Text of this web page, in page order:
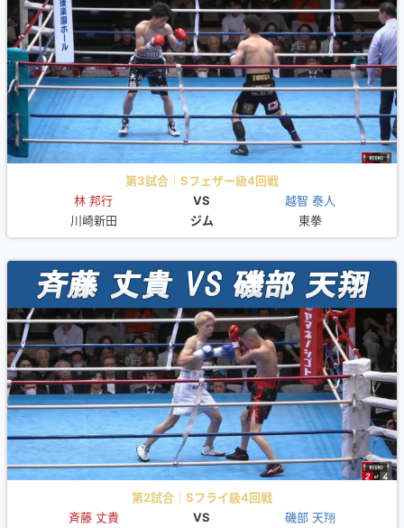
第3試合｜Sフェザー級4回戦
林 邦行
VS
越智 泰人
川崎新田
ジム 東拳
第2試合｜Sフライ級4回戦
斉藤 丈貴
VS 磯部 天翔